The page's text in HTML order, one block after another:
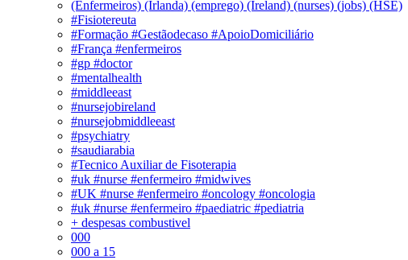
(Enfermeiros) (Irlanda) (emprego) (Ireland) (nurses) (jobs) (HSE)
#Fisiotereuta
#Formação #Gestãodecaso #ApoioDomiciliário
#França #enfermeiros
#gp #doctor
#mentalhealth
#middleeast
#nursejobireland
#nursejobmiddleeast
#psychiatry
#saudiarabia
#Tecnico Auxiliar de Fisoterapia
#uk #nurse #enfermeiro #midwives
#UK #nurse #enfermeiro #oncology #oncologia
#uk #nurse #enfermeiro #paediatric #pediatria
+ despesas combustivel
000
000 a 15